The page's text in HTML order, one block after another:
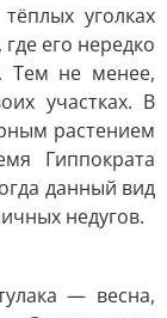
уголках
его нередко
Тем не менее,
участках. В
растением
Гиппократа
данный вид
недугов.
— весна,